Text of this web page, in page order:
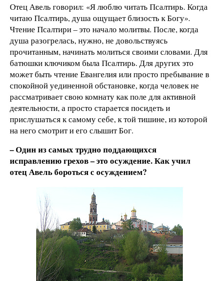
Отец Авель говорил: «Я люблю читать Псалтирь. Когда
читаю Псалтирь, душа ощущает близость к Богу».
Чтение Псалтири – это начало молитвы. После, когда
душа разогрелась, нужно, не довольствуясь
прочитанным, начинать молиться своими словами. Для
батюшки ключиком была Псалтирь. Для других это
может быть чтение Евангелия или просто пребывание в
спокойной уединенной обстановке, когда человек не
рассматривает свою комнату как поле для активной
деятельности, а просто старается посидеть и
прислушаться к самому себе, к той тишине, из которой
на него смотрит и его слышит Бог.
– Один из самых трудно поддающихся
исправлению грехов – это осуждение. Как учил
отец Авель бороться с осуждением?